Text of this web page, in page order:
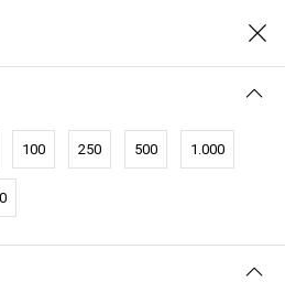
100 250 500 1.000